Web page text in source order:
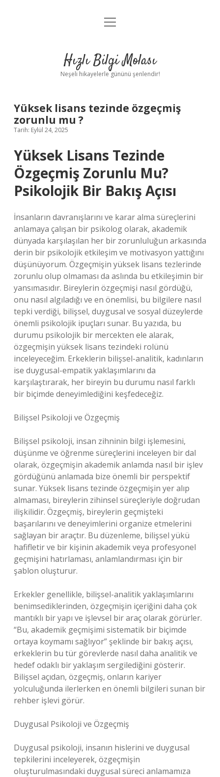
Anasayfa
Yasal Uyarı
menüyü
Hızlı Bilgi Molası
Neşeli hikayelerle gününü şenlendir!
Yüksek lisans tezinde özgeçmiş
zorunlu mu ?
Tarih: Eylül 24, 2025
Yüksek Lisans Tezinde
Özgeçmiş Zorunlu Mu?
Psikolojik Bir Bakış Açısı
İnsanların davranışlarını ve karar alma süreçlerini
anlamaya çalışan bir psikolog olarak, akademik
dünyada karşılaşılan her bir zorunluluğun arkasında
derin bir psikolojik etkileşim ve motivasyon yattığını
düşünüyorum. Özgeçmişin yüksek lisans tezlerinde
zorunlu olup olmaması da aslında bu etkileşimin bir
yansımasıdır. Bireylerin özgeçmişi nasıl gördüğü,
onu nasıl algıladığı ve en önemlisi, bu bilgilere nasıl
tepki verdiği, bilişsel, duygusal ve sosyal düzeylerde
önemli psikolojik ipuçları sunar. Bu yazıda, bu
durumu psikolojik bir mercekten ele alarak,
özgeçmişin yüksek lisans tezindeki rolünü
inceleyeceğim. Erkeklerin bilişsel-analitik, kadınların
ise duygusal-empatik yaklaşımlarını da
karşılaştırarak, her bireyin bu durumu nasıl farklı
bir biçimde deneyimlediğini keşfedeceğiz.
Bilişsel Psikoloji ve Özgeçmiş
Bilişsel psikoloji, insan zihninin bilgi işlemesini,
düşünme ve öğrenme süreçlerini inceleyen bir dal
olarak, özgeçmişin akademik anlamda nasıl bir işlev
gördüğünü anlamada bize önemli bir perspektif
sunar. Yüksek lisans tezinde özgeçmişin yer alıp
almaması, bireylerin zihinsel süreçleriyle doğrudan
ilişkilidir. Özgeçmiş, bireylerin geçmişteki
başarılarını ve deneyimlerini organize etmelerini
sağlayan bir araçtır. Bu düzenleme, bilişsel yükü
hafifletir ve bir kişinin akademik veya profesyonel
geçmişini hatırlaması, anlamlandırması için bir
şablon oluşturur.
Erkekler genellikle, bilişsel-analitik yaklaşımlarını
benimsediklerinden, özgeçmişin içeriğini daha çok
mantıklı bir yapı ve işlevsel bir araç olarak görürler.
“Bu, akademik geçmişimi sistematik bir biçimde
ortaya koymamı sağlıyor” şeklinde bir bakış açısı,
erkeklerin bu tür görevlerde nasıl daha analitik ve
hedef odaklı bir yaklaşım sergilediğini gösterir.
Bilişsel açıdan, özgeçmiş, onların kariyer
yolculuğunda ilerlerken en önemli bilgileri sunan bir
rehber işlevi görür.
Duygusal Psikoloji ve Özgeçmiş
Duygusal psikoloji, insanın hislerini ve duygusal
tepkilerini inceleyerek, özgeçmişin
oluşturulmasındaki duygusal süreci anlamamıza